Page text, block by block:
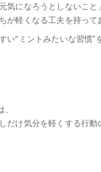
になろうとしないこと
軽くなる工夫を持って
い“ミントみたいな習慣
け気分を軽くする行動